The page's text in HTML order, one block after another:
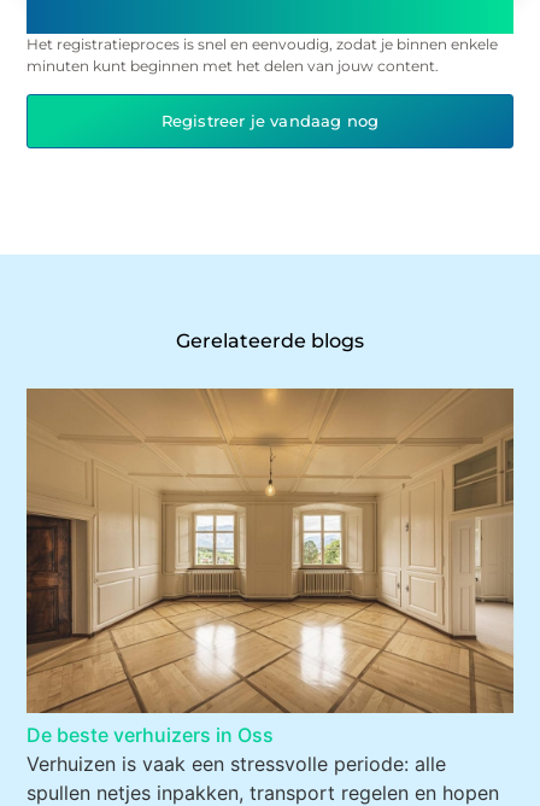
Het registratieproces is snel en eenvoudig, zodat je binnen enkele
minuten kunt beginnen met het delen van jouw content.
Registreer je vandaag nog
Gerelateerde blogs
De beste verhuizers in Oss
Verhuizen is vaak een stressvolle periode: alle
spullen netjes inpakken, transport regelen en hopen